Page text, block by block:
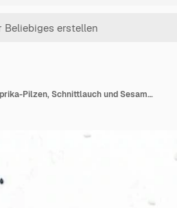
Gebratene Eiernudeln mit Hähnchen-Paprika-Pilzen, Schnittlauch und Sesamsamen in Schüssel Asiatische Küche Gericht Weiße Tischhintergrund-Draufsicht